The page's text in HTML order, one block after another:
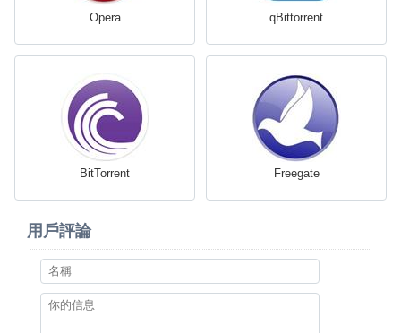
Opera qBittorrent
BitTorrent Freegate
用戶評論